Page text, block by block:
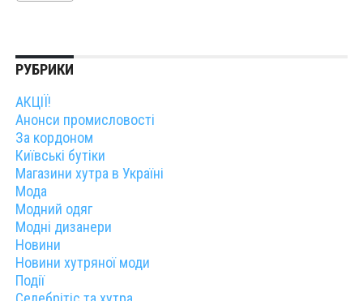
РУБРИКИ
АКЦІЇ!
Анонси промисловості
За кордоном
Київські бутіки
Магазини хутра в Україні
Мода
Модний одяг
Модні дизанери
Новини
Новини хутряної моди
Події